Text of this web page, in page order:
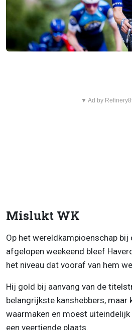
▼ Ad by
Mislukt WK
Op het wereldkampioenschap bij
afgelopen weekeend bleef
het niveau dat vooraf van hem
Hij gold bij aanvang van de
belangrijkste kanshebbers, maar
waarmaken en moest
een veertiende plaats.